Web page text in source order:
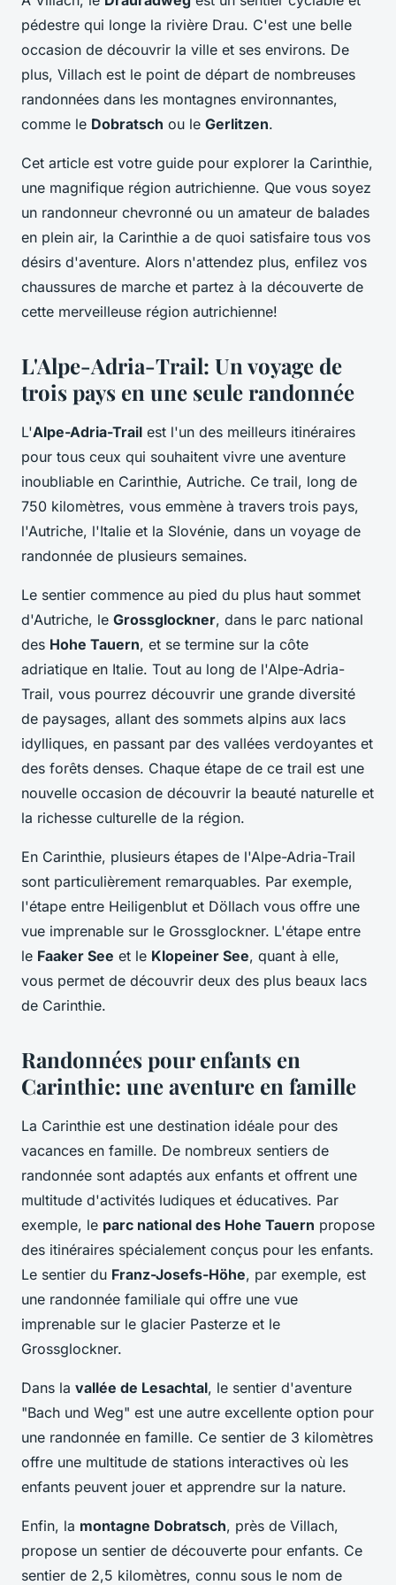
pédestre qui longe la rivière Drau. C'est une belle
occasion de découvrir la ville et ses environs. De
plus, Villach est le point de départ de nombreuses
randonnées dans les montagnes environnantes,
comme le Dobratsch ou le Gerlitzen.
Cet article est votre guide pour explorer la Carinthie,
une magnifique région autrichienne. Que vous soyez
un randonneur chevronné ou un amateur de balades
en plein air, la Carinthie a de quoi satisfaire tous vos
désirs d'aventure. Alors n'attendez plus, enfilez vos
chaussures de marche et partez à la découverte de
cette merveilleuse région autrichienne!
L'Alpe-Adria-Trail: Un voyage de
trois pays en une seule randonnée
L'Alpe-Adria-Trail est l'un des meilleurs itinéraires
pour tous ceux qui souhaitent vivre une aventure
inoubliable en Carinthie, Autriche. Ce trail, long de
750 kilomètres, vous emmène à travers trois pays,
l'Autriche, l'Italie et la Slovénie, dans un voyage de
randonnée de plusieurs semaines.
Le sentier commence au pied du plus haut sommet
d'Autriche, le Grossglockner, dans le parc national
des Hohe Tauern, et se termine sur la côte
adriatique en Italie. Tout au long de l'Alpe-Adria-
Trail, vous pourrez découvrir une grande diversité
de paysages, allant des sommets alpins aux lacs
idylliques, en passant par des vallées verdoyantes et
des forêts denses. Chaque étape de ce trail est une
nouvelle occasion de découvrir la beauté naturelle et
la richesse culturelle de la région.
En Carinthie, plusieurs étapes de l'Alpe-Adria-Trail
sont particulièrement remarquables. Par exemple,
l'étape entre Heiligenblut et Döllach vous offre une
vue imprenable sur le Grossglockner. L'étape entre
le Faaker See et le Klopeiner See, quant à elle,
vous permet de découvrir deux des plus beaux lacs
de Carinthie.
Randonnées pour enfants en
Carinthie: une aventure en famille
La Carinthie est une destination idéale pour des
vacances en famille. De nombreux sentiers de
randonnée sont adaptés aux enfants et offrent une
multitude d'activités ludiques et éducatives. Par
exemple, le parc national des Hohe Tauern propose
des itinéraires spécialement conçus pour les enfants.
Le sentier du Franz-Josefs-Höhe, par exemple, est
une randonnée familiale qui offre une vue
imprenable sur le glacier Pasterze et le
Grossglockner.
Dans la vallée de Lesachtal, le sentier d'aventure
"Bach und Weg" est une autre excellente option pour
une randonnée en famille. Ce sentier de 3 kilomètres
offre une multitude de stations interactives où les
enfants peuvent jouer et apprendre sur la nature.
Enfin, la montagne Dobratsch, près de Villach,
propose un sentier de découverte pour enfants. Ce
sentier de 2,5 kilomètres, connu sous le nom de